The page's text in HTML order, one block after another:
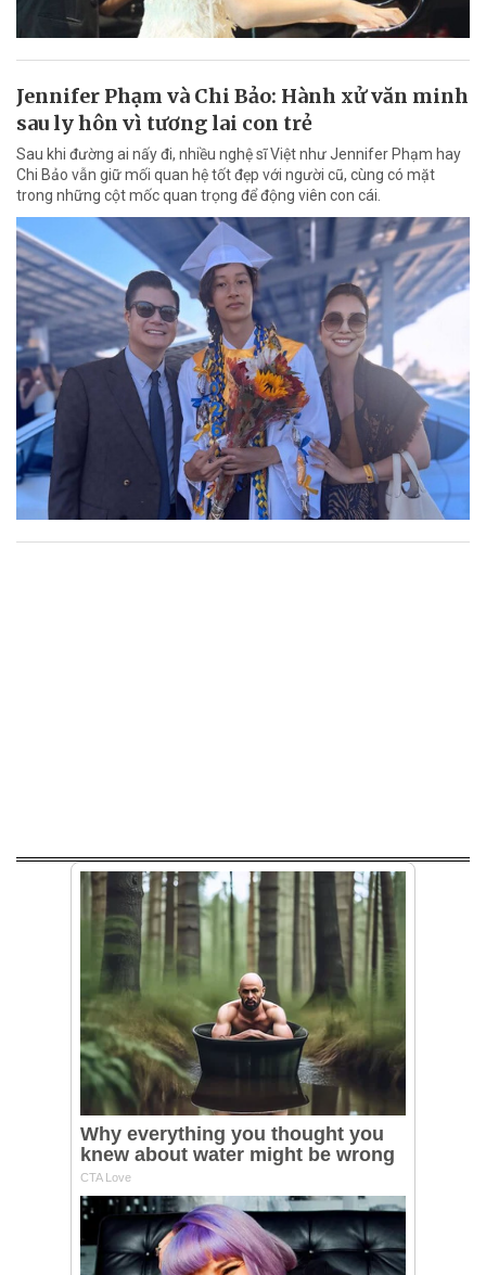
Jennifer Phạm và Chi Bảo: Hành xử văn minh
sau ly hôn vì tương lai con trẻ
Sau khi đường ai nấy đi, nhiều nghệ sĩ Việt như Jennifer Phạm hay
Chi Bảo vẫn giữ mối quan hệ tốt đẹp với người cũ, cùng có mặt
trong những cột mốc quan trọng để động viên con cái.